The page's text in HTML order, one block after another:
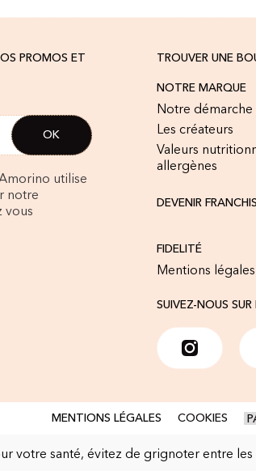
PROMOS ET
utilise
notre
vous
TROUVER UNE
NOTRE MARQUE
Notre démarche
Les créateurs
Valeurs
allergènes
DEVENIR
FIDELITÉ
Mentions
SUIVEZ-NOUS
MENTIONS LÉGALES COOKIES
votre santé, évitez de grignoter entre les